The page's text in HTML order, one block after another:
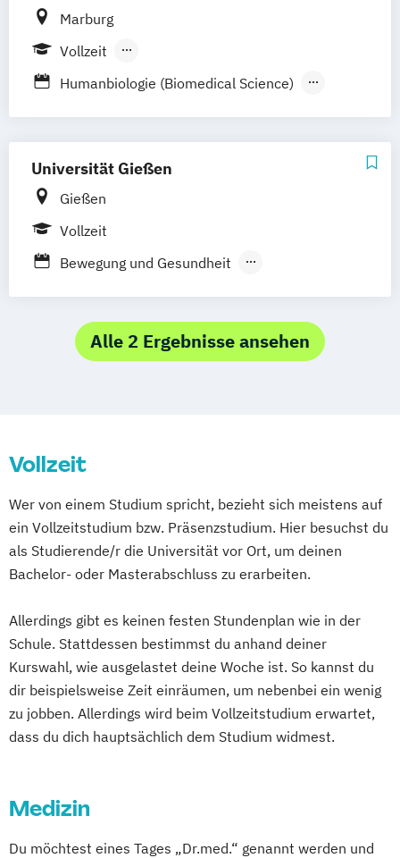
Marburg
Vollzeit
Berufsbegleitender Präsenzlehrgang
Humanbiologie (Biomedical Science)
Universität Gießen
Gießen
Vollzeit
Bewegung und Gesundheit
Ernährungsökonomie
Klinische Psychologie und Psychotherapie
Zahnmedizin
Ernährungswissenschaften)
Alle 2 Ergebnisse ansehen
Vollzeit
Wer von einem Studium spricht, bezieht sich meistens auf
ein Vollzeitstudium bzw. Präsenzstudium. Hier besuchst du
als Studierende/r die Universität vor Ort, um deinen
Bachelor- oder Masterabschluss zu erarbeiten.
Allerdings gibt es keinen festen Stundenplan wie in der
Schule. Stattdessen bestimmst du anhand deiner
Kurswahl, wie ausgelastet deine Woche ist. So kannst du
dir beispielsweise Zeit einräumen, um nebenbei ein wenig
zu jobben. Allerdings wird beim Vollzeitstudium erwartet,
dass du dich hauptsächlich dem Studium widmest.
Medizin
Du möchtest eines Tages „Dr.med.“ genannt werden und